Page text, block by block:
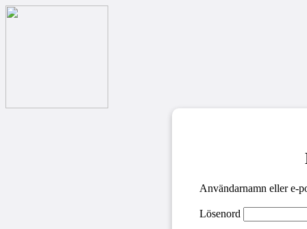
Användarnamn eller e-
Lösenord